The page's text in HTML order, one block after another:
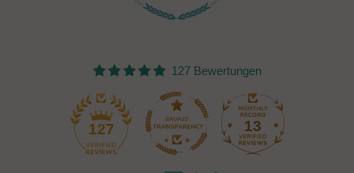
127 Bewertungen
127 13